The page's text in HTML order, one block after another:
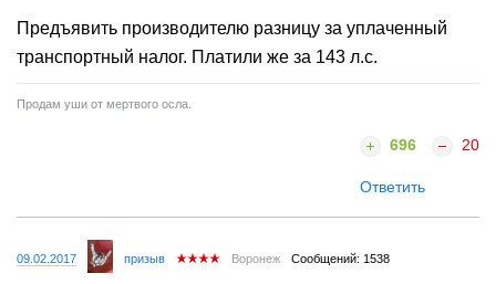
Предъявить производителю разницу за уплаченный
транспортный налог. Платили же за 143 л.с.
Продам уши от мертвого осла.
696 20
Ответить
09.02.2017 призыв Воронеж Сообщений: 1538